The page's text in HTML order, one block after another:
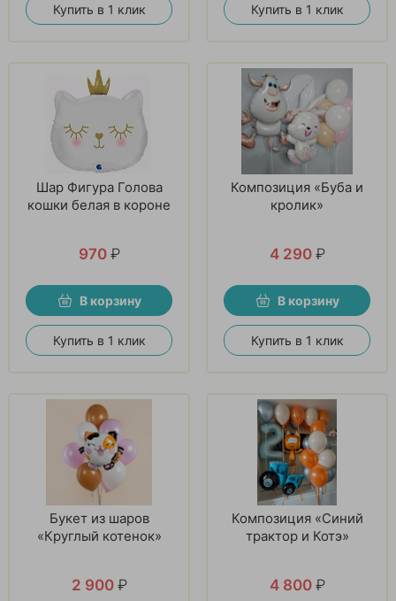
Купить в 1 клик Купить в 1 клик
Шар Фигура Голова
кошки белая в короне
970 ₽
В корзину
Купить в 1 клик
Композиция «Буба и
кролик»
4 290 ₽
В корзину
Купить в 1 клик
Букет из шаров
«Круглый котенок»
2 900 ₽
Композиция «Синий
трактор и Котэ»
4 800 ₽